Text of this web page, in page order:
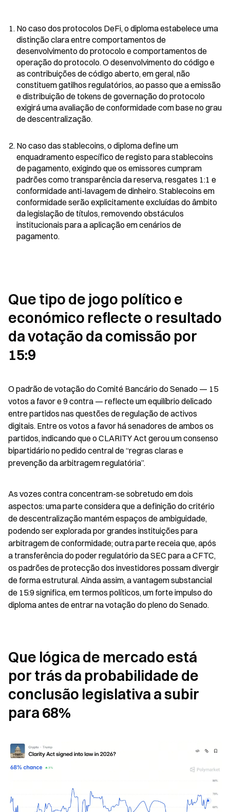
No caso dos protocolos DeFi, o diploma estabelece uma
distinção clara entre comportamentos de
desenvolvimento do protocolo e comportamentos de
operação do protocolo. O desenvolvimento do código e
as contribuições de código aberto, em geral, não
constituem gatilhos regulatórios, ao passo que a emissão
e distribuição de tokens de governação do protocolo
exigirá uma avaliação de conformidade com base no grau
de descentralização.
No caso das stablecoins, o diploma define um
enquadramento específico de registo para stablecoins
de pagamento, exigindo que os emissores cumpram
padrões como transparência da reserva, resgates 1:1 e
conformidade anti-lavagem de dinheiro. Stablecoins em
conformidade serão explicitamente excluídas do âmbito
da legislação de títulos, removendo obstáculos
institucionais para a aplicação em cenários de
pagamento.
Que tipo de jogo político e
económico reflecte o resultado
da votação da comissão por
15:9
O padrão de votação do Comité Bancário do Senado — 15
votos a favor e 9 contra — reflecte um equilíbrio delicado
entre partidos nas questões de regulação de activos
digitais. Entre os votos a favor há senadores de ambos os
partidos, indicando que o CLARITY Act gerou um consenso
bipartidário no pedido central de “regras claras e
prevenção da arbitragem regulatória”.
As vozes contra concentram-se sobretudo em dois
aspectos: uma parte considera que a definição do critério
de descentralização mantém espaços de ambiguidade,
podendo ser explorada por grandes instituições para
arbitragem de conformidade; outra parte receia que, após
a transferência do poder regulatório da SEC para a CFTC,
os padrões de protecção dos investidores possam divergir
de forma estrutural. Ainda assim, a vantagem substancial
de 15:9 significa, em termos políticos, um forte impulso do
diploma antes de entrar na votação do pleno do Senado.
Que lógica de mercado está
por trás da probabilidade de
conclusão legislativa a subir
para 68%